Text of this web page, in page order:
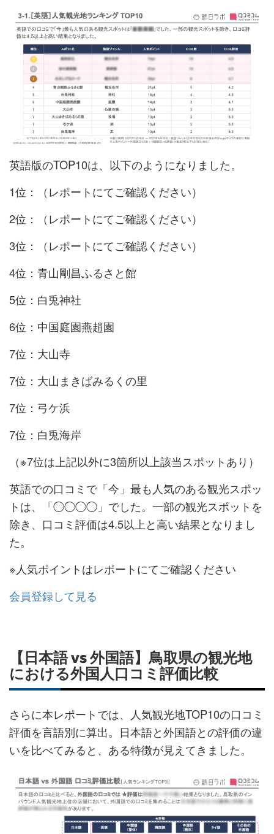
英語版のTOP10は、以下のようになりました。
1位：（レポートにてご確認ください）
2位：（レポートにてご確認ください）
3位：（レポートにてご確認ください）
4位：青山剛昌ふるさと館
5位：白兎神社
6位：中国庭園燕趙園
7位：大山寺
7位：大山まきばみるくの里
7位：弓ケ浜
7位：白兎海岸
（※7位は上記以外に3箇所以上該当スポットあり）
英語での口コミで「今」最も人気のある観光スポッ
トは、「◯◯◯◯」でした。一部の観光スポットを
除き、口コミ評価は4.5以上と高い結果となりまし
た。
※人気ポイントはレポートにてご確認ください
会員登録して見る
【日本語 vs 外国語】鳥取県の観光地
における外国人口コミ評価比較
さらに本レポートでは、人気観光地TOP10の口コミ
評価を言語別に算出。日本語と外国語との評価の違
いを比べてみると、ある特徴が見えてきました。